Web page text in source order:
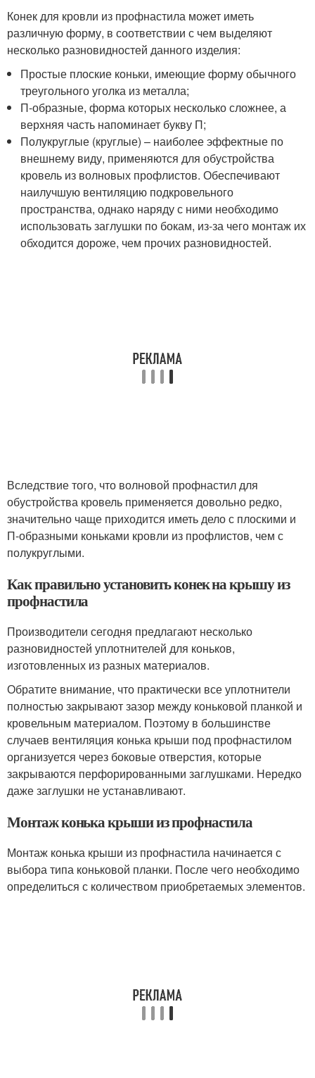
Конек для кровли из профнастила может иметь
различную форму, в соответствии с чем выделяют
несколько разновидностей данного изделия:
Простые плоские коньки, имеющие форму обычного
треугольного уголка из металла;
П-образные, форма которых несколько сложнее, а
верхняя часть напоминает букву П;
Полукруглые (круглые) – наиболее эффектные по
внешнему виду, применяются для обустройства
кровель из волновых профлистов. Обеспечивают
наилучшую вентиляцию подкровельного
пространства, однако наряду с ними необходимо
использовать заглушки по бокам, из-за чего монтаж их
обходится дороже, чем прочих разновидностей.
Вследствие того, что волновой профнастил для
обустройства кровель применяется довольно редко,
значительно чаще приходится иметь дело с плоскими и
П-образными коньками кровли из профлистов, чем с
полукруглыми.
Как правильно установить конек на крышу из
профнастила
Производители сегодня предлагают несколько
разновидностей уплотнителей для коньков,
изготовленных из разных материалов.
Обратите внимание, что практически все уплотнители
полностью закрывают зазор между коньковой планкой и
кровельным материалом. Поэтому в большинстве
случаев вентиляция конька крыши под профнастилом
организуется через боковые отверстия, которые
закрываются перфорированными заглушками. Нередко
даже заглушки не устанавливают.
Монтаж конька крыши из профнастила
Монтаж конька крыши из профнастила начинается с
выбора типа коньковой планки. После чего необходимо
определиться с количеством приобретаемых элементов.